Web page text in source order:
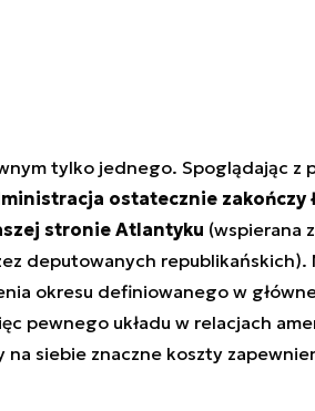
tylko jednego. Spoglądając z
ostatecznie zakończy
stronie Atlantyku (wspierana
deputowanych republikańskich).
okresu definiowanego w
pewnego układu w relacjach
na siebie znaczne koszty